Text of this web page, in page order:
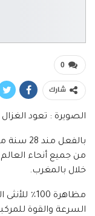
0
شارك
الصويرة : تعود
بالفعل
من جميع أنحاء
خلال بالمغرب.
مظاهرة
السرعة والقوة